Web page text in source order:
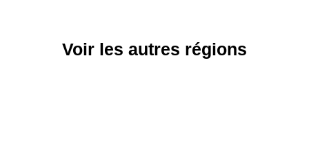
Voir les autres régions